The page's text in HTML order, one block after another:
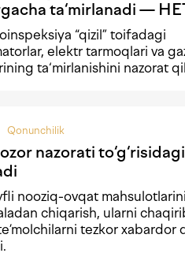
ta‘mirlanadi —
“qizil” toifadagi
elektr tarmoqlari va
ta‘mirlanishini nazorat
Qonunchilik
nazorati
nooziq-ovqat
chiqarish, ularni
tezkor xabardor